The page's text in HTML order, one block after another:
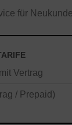
Vertrag
/ Prepaid)